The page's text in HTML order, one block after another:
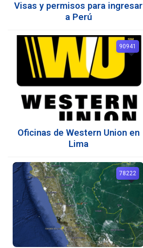
Visas y permisos para ingresar
a Perú
Oficinas de Western Union en
Lima
90941
78222